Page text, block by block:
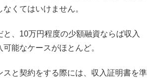
くてはいけません。
と、10万円程度の少額融資ならば収入
能なケースがほとんど。
スと契約をする際には、収入証明書を準